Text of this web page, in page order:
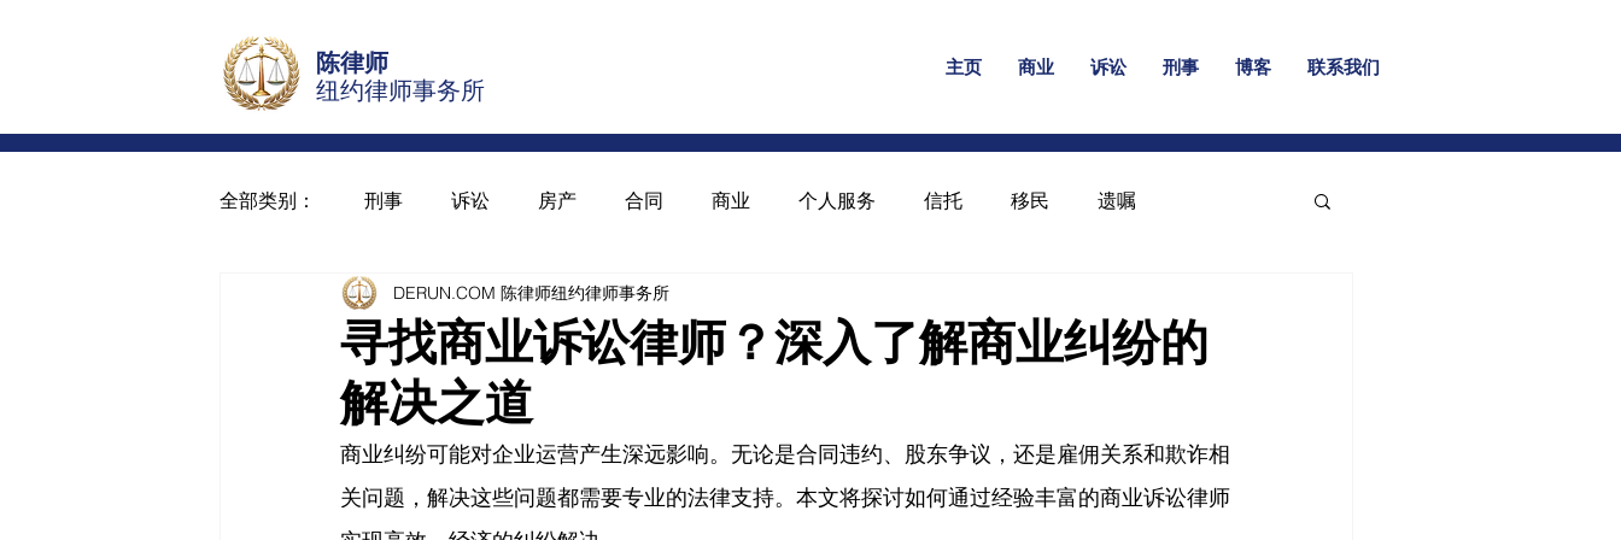
纽约律师事务所
主页 商业 诉讼 刑事 博客 联系我们
陈律师
全部类别： 刑事 诉讼 房产 合同 商业 个人服务 信托 移民 遗嘱
盗窃案刑事律师
寻找商业诉讼律师？深入了解商业纠纷的
解决之道
DERUN.COM 陈律师纽约律师事务所
商业纠纷可能对企业运营产生深远影响。无论是合同违约、股东争议，还是雇佣关系和欺诈相
关问题，解决这些问题都需要专业的法律支持。本文将探讨如何通过经验丰富的商业诉讼律师